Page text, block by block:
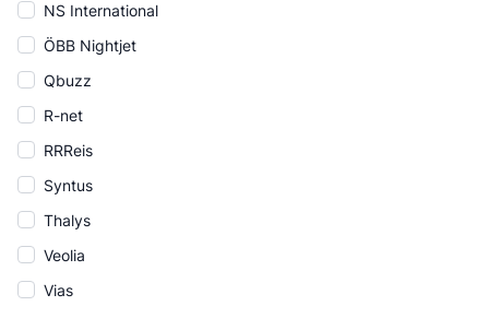
NS International
ÖBB Nightjet
Qbuzz
R-net
RRReis
Syntus
Thalys
Veolia
Vias